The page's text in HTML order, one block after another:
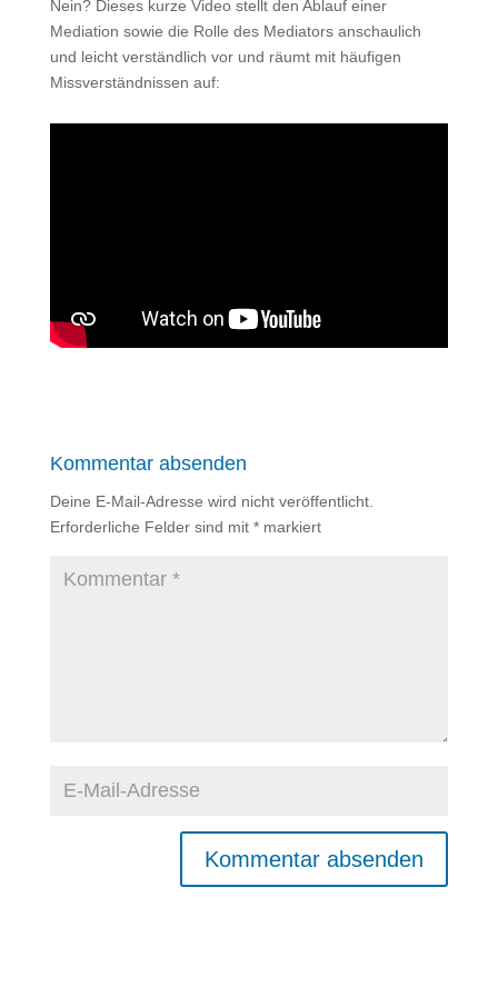
Nein? Dieses kurze Video stellt den Ablauf einer
Mediation sowie die Rolle des Mediators anschaulich
und leicht verständlich vor und räumt mit häufigen
Missverständnissen auf:
Kommentar absenden
Deine E-Mail-Adresse wird nicht veröffentlicht.
Erforderliche Felder sind mit *markiert